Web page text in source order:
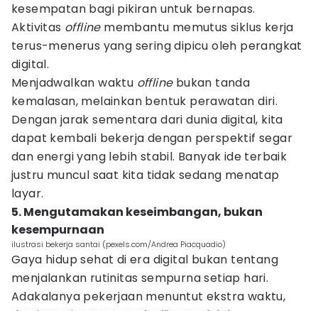
kesempatan bagi pikiran untuk bernapas.
Aktivitas offlinemembantu memutus siklus kerja
terus-menerus yang sering dipicu oleh perangkat
digital.
Menjadwalkan waktu offlinebukan tanda
kemalasan, melainkan bentuk perawatan diri.
Dengan jarak sementara dari dunia digital, kita
dapat kembali bekerja dengan perspektif segar
dan energi yang lebih stabil. Banyak ide terbaik
justru muncul saat kita tidak sedang menatap
layar.
5. Mengutamakan keseimbangan, bukan
kesempurnaan
ilustrasi bekerja santai (pexels.com/Andrea Piacquadio)
Gaya hidup sehat di era digital bukan tentang
menjalankan rutinitas sempurna setiap hari.
Adakalanya pekerjaan menuntut ekstra waktu,